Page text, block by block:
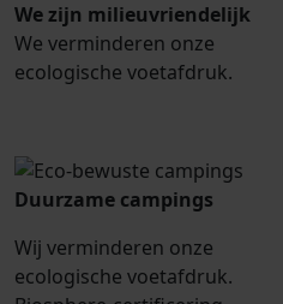
We zijn milieuvriendelijk
We verminderen onze
ecologische voetafdruk.
Duurzame campings
Wij verminderen onze
ecologische voetafdruk.